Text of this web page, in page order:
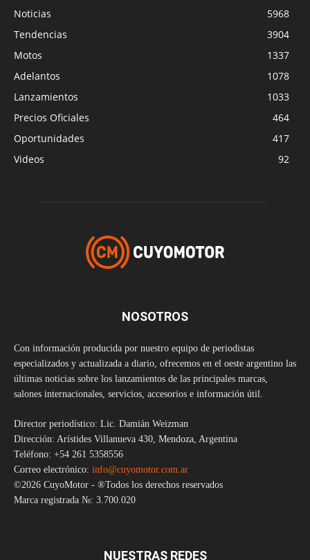
Noticias
5968
Tendencias
3904
Motos
1337
Adelantos
1078
Lanzamientos
1033
Precios Oficiales
464
Oportunidades
417
Videos
92
NOSOTROS
Con información producida por nuestro equipo de periodistas
especializados y actualizada a diario, ofrecemos en el oeste argentino las
últimas noticias sobre los lanzamientos de las principales marcas,
salones internacionales, servicios, accesorios e información útil.
Director periodístico: Lic. Damián Weizman
Dirección: Arístides Villanueva 430, Mendoza, Argentina
Teléfono: +54 261 5358556
Correo electrónico: info@cuyomotor.com.ar
©2026 CuyoMotor - ®Todos los derechos reservados
Marca registrada №: 3.700.020
NUESTRAS REDES